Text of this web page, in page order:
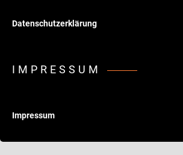
Datenschutzerklärung
IMPRESSUM
Impressum